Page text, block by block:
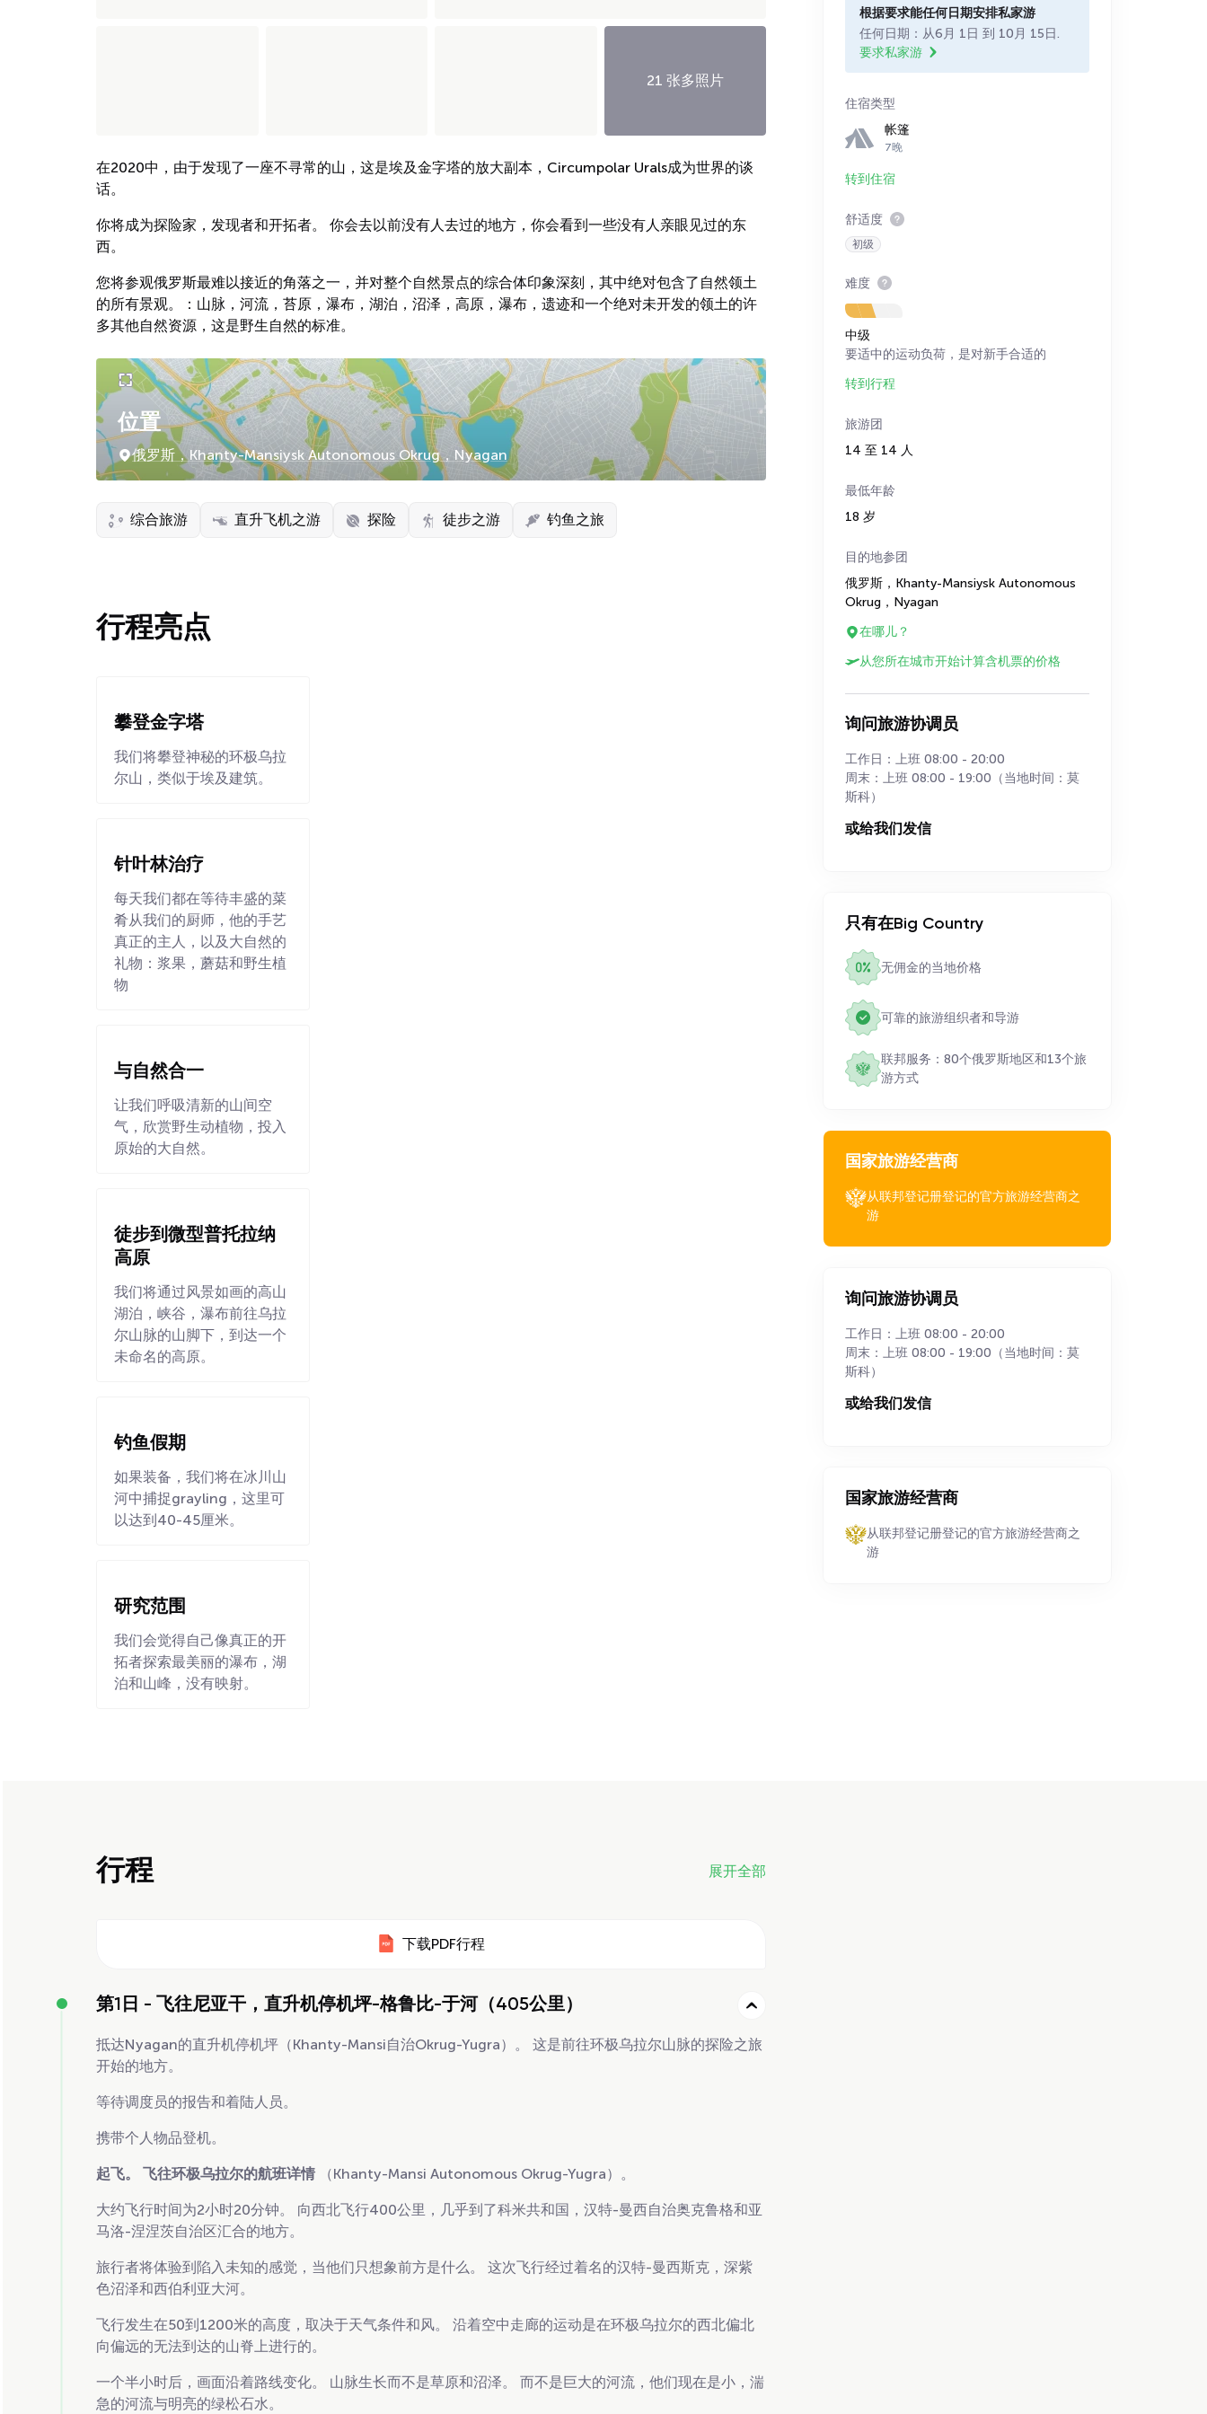
21 张多照片
在2020中，由于发现了一座不寻常的山，这是埃及金字塔的放大副本，Circumpolar Urals成为世界的谈
话。
你将成为探险家，发现者和开拓者。 你会去以前没有人去过的地方，你会看到一些没有人亲眼见过的东
西。
您将参观俄罗斯最难以接近的角落之一，并对整个自然景点的综合体印象深刻，其中绝对包含了自然领土
的所有景观。：山脉，河流，苔原，瀑布，湖泊，沼泽，高原，瀑布，遗迹和一个绝对未开发的领土的许
多其他自然资源，这是野生自然的标准。
位置
俄罗斯，Khanty-Mansiysk Autonomous Okrug，Nyagan
综合旅游 直升飞机之游 探险 徒步之游 钓鱼之旅
行程亮点
攀登金字塔
我们将攀登神秘的环极乌拉
尔山，类似于埃及建筑。
针叶林治疗
每天我们都在等待丰盛的菜
肴从我们的厨师，他的手艺
真正的主人，以及大自然的
礼物：浆果，蘑菇和野生植
物
与自然合一
让我们呼吸清新的山间空
气，欣赏野生动植物，投入
原始的大自然。
徒步到微型普托拉纳
高原
我们将通过风景如画的高山
湖泊，峡谷，瀑布前往乌拉
尔山脉的山脚下，到达一个
未命名的高原。
钓鱼假期
如果装备，我们将在冰川山
河中捕捉grayling，这里可
以达到40-45厘米。
研究范围
我们会觉得自己像真正的开
拓者探索最美丽的瀑布，湖
泊和山峰，没有映射。
行程 展开全部
下载PDF行程
第1日 - 飞往尼亚干，直升机停机坪-格鲁比-于河（405公里）
抵达Nyagan的直升机停机坪（Khanty-Mansi自治Okrug-Yugra）。 这是前往环极乌拉尔山脉的探险之旅
开始的地方。
等待调度员的报告和着陆人员。
携带个人物品登机。
起飞。 飞往环极乌拉尔的航班详情 （Khanty-Mansi Autonomous Okrug-Yugra）。
大约飞行时间为2小时20分钟。 向西北飞行400公里，几乎到了科米共和国，汉特-曼西自治奥克鲁格和亚
马洛-涅涅茨自治区汇合的地方。
旅行者将体验到陷入未知的感觉，当他们只想象前方是什么。 这次飞行经过着名的汉特-曼西斯克，深紫
色沼泽和西伯利亚大河。
飞行发生在50到1200米的高度，取决于天气条件和风。 沿着空中走廊的运动是在环极乌拉尔的西北偏北
向偏远的无法到达的山脊上进行的。
一个半小时后，画面沿着路线变化。 山脉生长而不是草原和沼泽。 而不是巨大的河流，他们现在是小，湍
急的河流与明亮的绿松石水。
根据要求能任何日期安排私家游
任何日期：从6月 1日 到 10月 15日.
要求私家游
住宿类型
帐篷
7晚
转到住宿
舒适度
初级
难度
中级
要适中的运动负荷，是对新手合适的
转到行程
旅游团
14 至 14 人
最低年龄
18 岁
目的地参团
俄罗斯，Khanty-Mansiysk Autonomous
Okrug，Nyagan
在哪儿？
从您所在城市开始计算含机票的价格
询问旅游协调员
工作日：上班 08:00 - 20:00
周末：上班 08:00 - 19:00（当地时间：莫
斯科）
或给我们发信
只有在Big Country
无佣金的当地价格
可靠的旅游组织者和导游
联邦服务：80个俄罗斯地区和13个旅
游方式
国家旅游经营商
从联邦登记册登记的官方旅游经营商之
游
询问旅游协调员
工作日：上班 08:00 - 20:00
周末：上班 08:00 - 19:00（当地时间：莫
斯科）
或给我们发信
国家旅游经营商
从联邦登记册登记的官方旅游经营商之
游